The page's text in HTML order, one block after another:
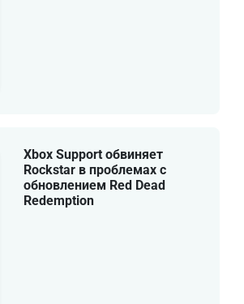
Xbox Support обвиняет
Rockstar в проблемах с
обновлением Red Dead
Redemption